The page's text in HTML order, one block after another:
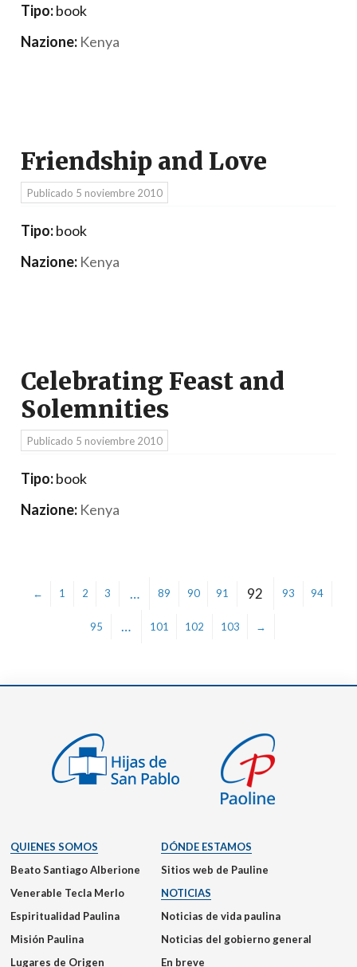
Tipo:book
Nazione: Kenya
Friendship and Love
Publicado 5 noviembre 2010
Tipo:book
Nazione: Kenya
Celebrating Feast and
Solemnities
Publicado 5 noviembre 2010
Tipo:book
Nazione: Kenya
← 1 2 3 … 89 90 91 92 93 94
95 … 101 102 103 →
QUIENES SOMOS
Beato Santiago Alberione
Venerable Tecla Merlo
Espiritualidad Paulina
Misión Paulina
Lugares de Origen
DÓNDE ESTAMOS
Sitios web de Pauline
NOTICIAS
Noticias de vida paulina
Noticias del gobierno general
En breve